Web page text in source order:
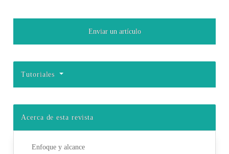
Enviar un artículo
Tutoriales
Acerca de esta revista
Enfoque y alcance